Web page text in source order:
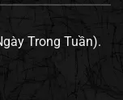
Trong Tuần).